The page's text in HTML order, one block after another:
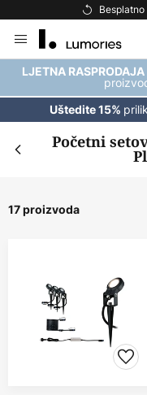
to
Content
LJETNA RASPRODAJA
Uštedite 15%
Početni
17 proizvoda